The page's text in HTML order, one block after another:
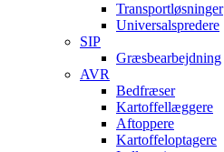
Transportløsninger
Universalspredere
SIP
Græsbearbejdning
AVR
Bedfræser
Kartoffellæggere
Aftoppere
Kartoffeloptagere